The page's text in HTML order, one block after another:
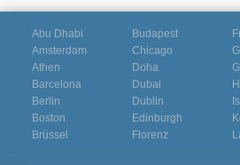
Abu Dhabi
Amsterdam
Athen
Barcelona
Berlin
Boston
Brüssel
Budapest
Chicago
Doha
Dubai
Dublin
Edinburgh
Florenz